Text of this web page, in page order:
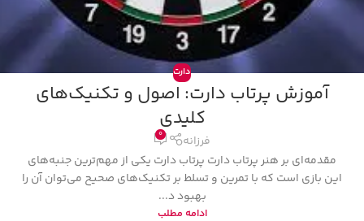
دارت
آموزش پرتاب دارت: اصول و تکنیک‌های
کلیدی
فرزانه 0
مقدمه‌ای بر هنر پرتاب دارت پرتاب دارت یکی از مهم‌ترین جنبه‌های
این بازی است که با تمرین و تسلط بر تکنیک‌های صحیح می‌توان آن را
بهبود د...
ادامه مطلب